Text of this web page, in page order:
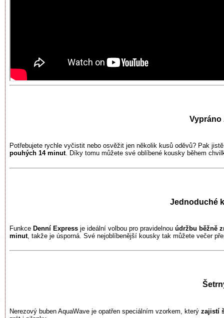
Vypráno
Potřebujete rychle vyčistit nebo osvěžit jen několik kusů oděvů? Pak
pouhých 14 minut. Díky tomu můžete své oblíbené kousky během
Jednoduché
Funkce Denní Express je ideální volbou pro pravidelnou údržbu běžně
minut, takže je úsporná. Své nejoblíbenější kousky tak můžete večer
Nerezový buben AquaWave je opatřen speciálním vzorkem, který zajistí